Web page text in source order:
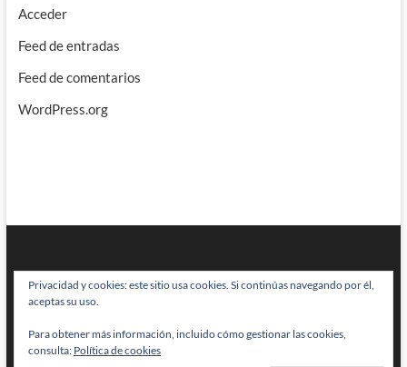
Acceder
Feed de entradas
Feed de comentarios
WordPress.org
BRAINSTOMPING| Diseñado por:Theme Freesia|WordPress| © Todos
los derechos reservados
Privacidad y cookies: este sitio usa cookies. Si continúas navegando por él,
aceptas su uso.
Para obtener más información, incluido cómo gestionar las cookies,
consulta: Política de cookies